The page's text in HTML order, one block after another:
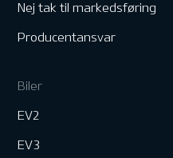
Nej tak til markedsføring
Producentansvar
Biler
EV2
EV3